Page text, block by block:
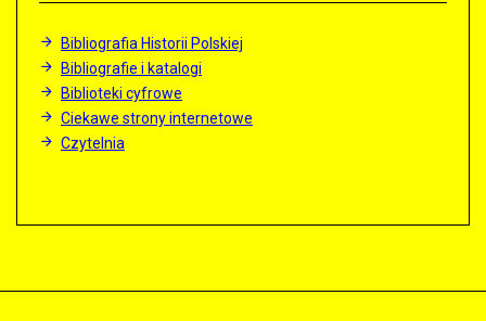
Bibliografia Historii Polskiej
Bibliografie i katalogi
Biblioteki cyfrowe
Ciekawe strony internetowe
Czytelnia